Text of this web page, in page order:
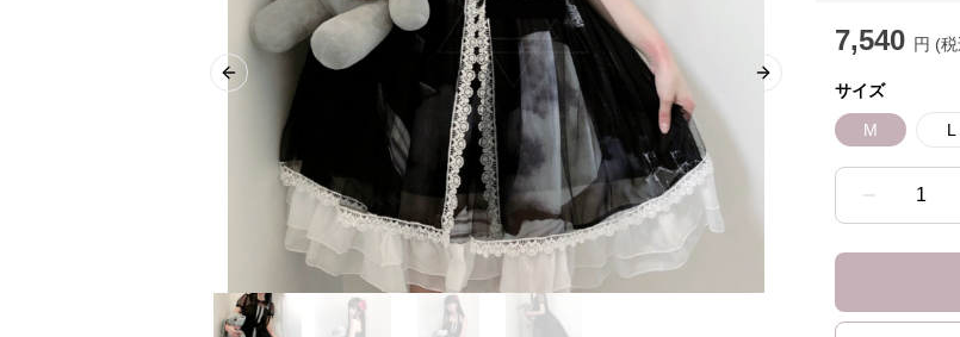
Previous slide Next slide
7,540 円 (
サイズ
M L
1